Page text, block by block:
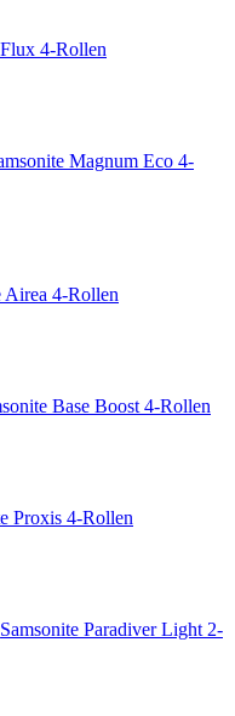
4-Rollen
Magnum Eco 4-
Airea 4-Rollen
Base Boost 4-Rollen
Proxis 4-Rollen
Samsonite Paradiver Light 2-